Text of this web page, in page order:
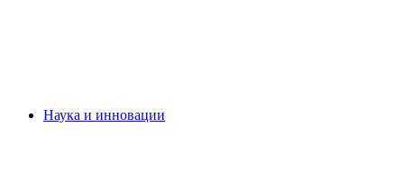
Наука и инновации